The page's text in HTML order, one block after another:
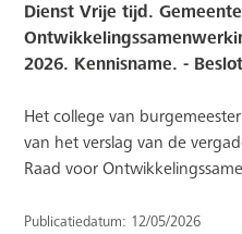
Dienst Vrije tijd.
2026. Kennisname. -
Het college van
van het verslag van de
Raad voor
Publicatiedatum: 12/05/2026